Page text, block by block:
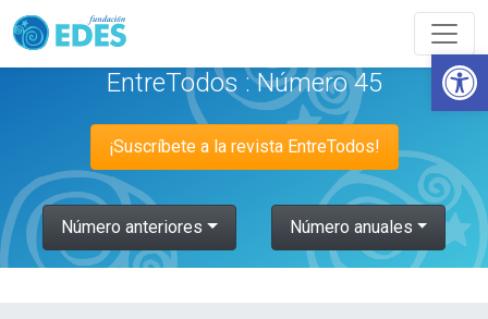
Abrir
EntreTodos : Número 45
¡Suscríbete a la revista EntreTodos!
Número anteriores Número anuales